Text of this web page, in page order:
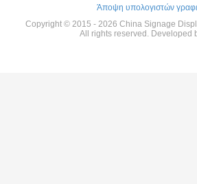
Άποψη υπολογιστών
Copyright © 2015 - 2026 China Signage
All rights reserved. Developed